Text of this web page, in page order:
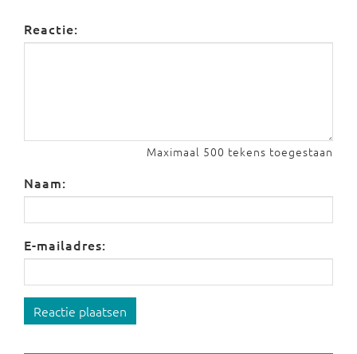
Reactie:
Maximaal 500 tekens toegestaan
Naam:
E-mailadres:
Reactie plaatsen